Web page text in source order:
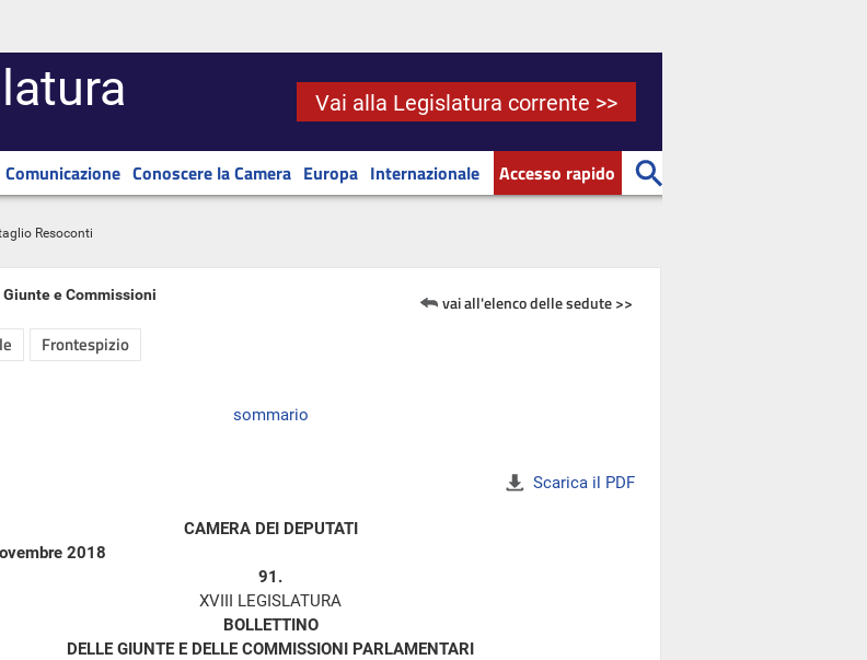
Vai alla Legislatura corrente >>
Comunicazione Conoscere la Camera Europa Internazionale Accesso rapido
Resoconti
e Commissioni vai all'elenco delle sedute >>
Frontespizio
sommario
Scarica il PDF
CAMERA DEI DEPUTATI
2018
91.
XVIII LEGISLATURA
BOLLETTINO
DELLE GIUNTE E DELLE COMMISSIONI PARLAMENTARI